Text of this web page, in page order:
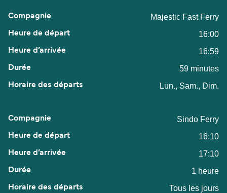
Majestic Fast Ferry
16:00
16:59
59 minutes
Lun., Sam., Dim.
Sindo Ferry
16:10
17:10
1 heure
Tous les jours